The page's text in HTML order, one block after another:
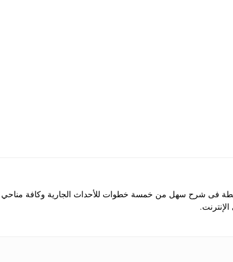
فى شرح سهل من خمسة خطوات للأحداث الجارية وكافة مناحي